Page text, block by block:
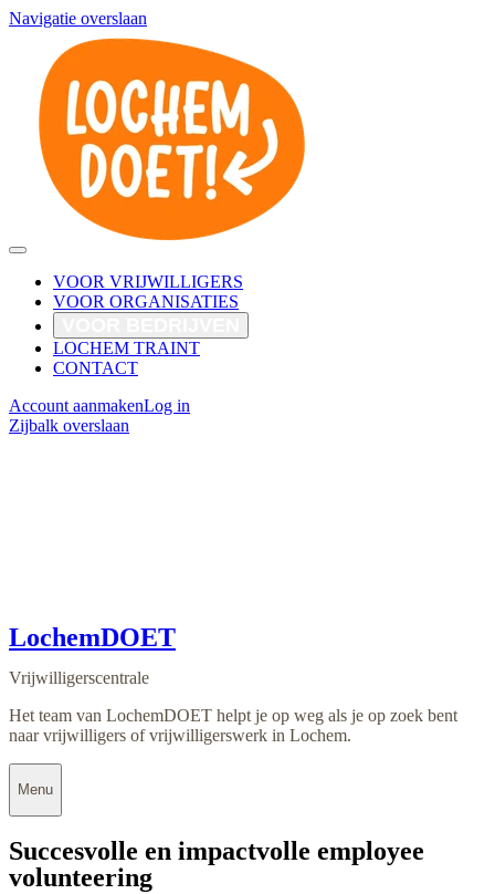
Navigatie overslaan
VOOR VRIJWILLIGERS
VOOR ORGANISATIES
LOCHEM TRAINT
CONTACT
Account aanmakenLog in
Zijbalk overslaan
LochemDOET
Vrijwilligerscentrale
Het team van LochemDOET helpt je op weg als je op zoek bent
naar vrijwilligers of vrijwilligerswerk in Lochem.
Menu
Succesvolle en impactvolle employee
volunteering